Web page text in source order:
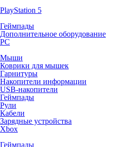
PlayStation 5
Геймпады
Дополнительное оборудование
PC
Мыши
Коврики для мышек
Гарнитуры
Накопители информации
USB-накопители
Геймпады
Рули
Кабели
Зарядные устройства
Xbox
Геймпады